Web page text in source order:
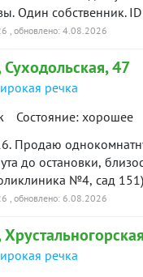
Один собственник.
, обновлено: 4.08.2026
Суходольская, 47
речка
Состояние: хорошее
Продаю
до остановки,
№4, сад 151)
кресло, диван,
по
данному объекту в
, обновлено: 6.08.2026
речка